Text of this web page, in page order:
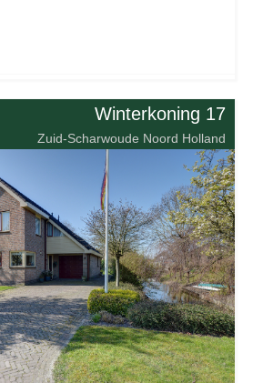
Winterkoning 17
Zuid-Scharwoude Noord Holland